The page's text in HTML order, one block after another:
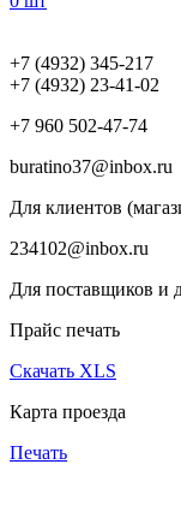
+7 (4932) 345-217
+7 (4932) 23-41-02
+7 960 502-47-74
buratino37@inbox.ru
Для клиентов
234102@inbox.ru
Для поставщиков и
Прайс печать
Скачать XLS
Карта проезда
Печать